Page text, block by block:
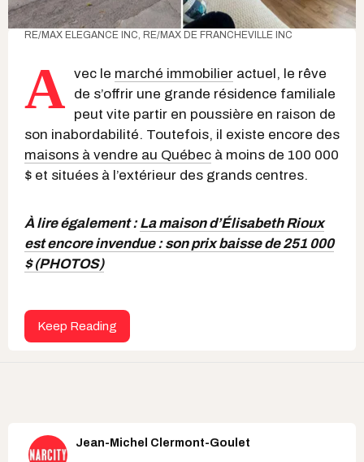
RE/MAX ELEGANCE INC, RE/MAX DE FRANCHEVILLE INC
A vec le marché immobilier actuel, le rêve
de s’offrir une grande résidence familiale
peut vite partir en poussière en raison de
son inabordabilité. Toutefois, il existe encore des
maisons à vendre au Québec à moins de 100 000
$ et situées à l’extérieur des grands centres.
À lire également :La maison d’Élisabeth Rioux
est encore invendue : son prix baisse de 251 000
$ (PHOTOS)
Keep Reading
Jean-Michel Clermont-Goulet